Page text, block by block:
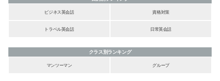
ビジネス英会話
資格対策
トラベル英会話 日常英会話
クラス別ランキング
マンツーマン
グループ